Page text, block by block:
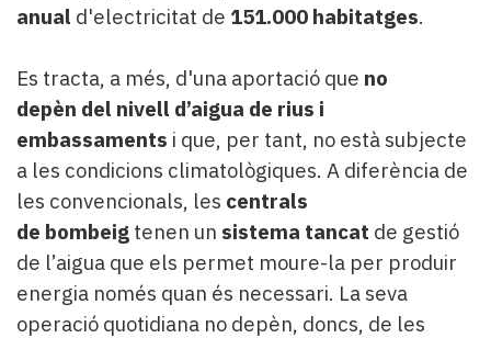
anual d'electricitat de 151.000 habitatges.
Es tracta, a més, d'una aportació que no
depèn del nivell d’aigua de rius i
embassaments i que, per tant, no està subjecte
a les condicions climatològiques. A diferència de
les convencionals, les centrals
de bombeig tenen un sistema tancat de gestió
de l’aigua que els permet moure-la per produir
energia només quan és necessari. La seva
operació quotidiana no depèn, doncs, de les